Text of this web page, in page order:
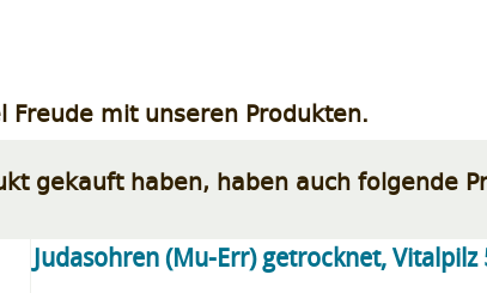
Freude mit unseren Produkten.
gekauft haben, haben auch folgende
Judasohren (Mu-Err) getrocknet,